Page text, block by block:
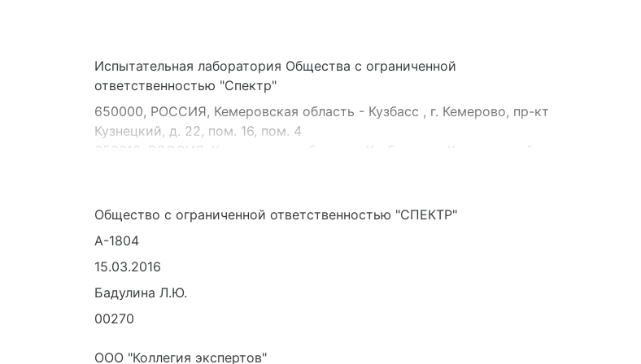
Испытательная лаборатория Общества с ограниченной
ответственностью "Спектр"
650000, РОССИЯ, Кемеровская область - Кузбасс , г. Кемерово, пр-кт
Кузнецкий, д. 22, пом. 16, пом. 4
650010, РОССИЯ, Кемеровская область - Кузбасс, г.о. Кемеровский, г.
Общество с ограниченной ответственностью "СПЕКТР"
А-1804
15.03.2016
Бадулина Л.Ю.
00270
ООО "Коллегия экспертов"